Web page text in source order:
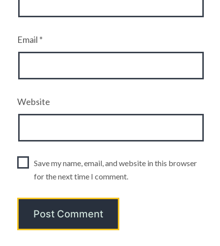
Email *
Website
Save my name, email, and website in this browser
for the next time I comment.